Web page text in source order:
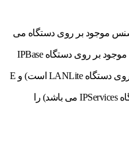
موجود بر روی دستگاه می
موجود بر روی دستگاه IPBase
است)، L (نسخه IOS موجود بر روی دستگاه LANLite است) و E
(نسخه IOS موجود بر روی دستگاه IPServices می باشد) را